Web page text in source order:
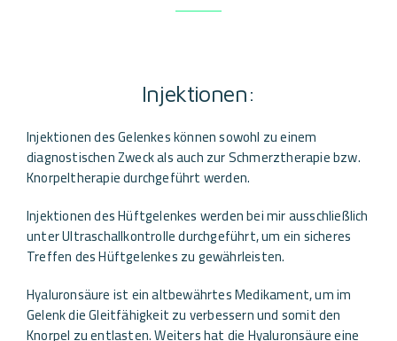
Injektionen:
Injektionen des Gelenkes können sowohl zu einem
diagnostischen Zweck als auch zur Schmerztherapie bzw.
Knorpeltherapie durchgeführt werden.
Injektionen des Hüftgelenkes werden bei mir ausschließlich
unter Ultraschallkontrolle durchgeführt, um ein sicheres
Treffen des Hüftgelenkes zu gewährleisten.
Hyaluronsäure ist ein altbewährtes Medikament, um im
Gelenk die Gleitfähigkeit zu verbessern und somit den
Knorpel zu entlasten. Weiters hat die Hyaluronsäure eine